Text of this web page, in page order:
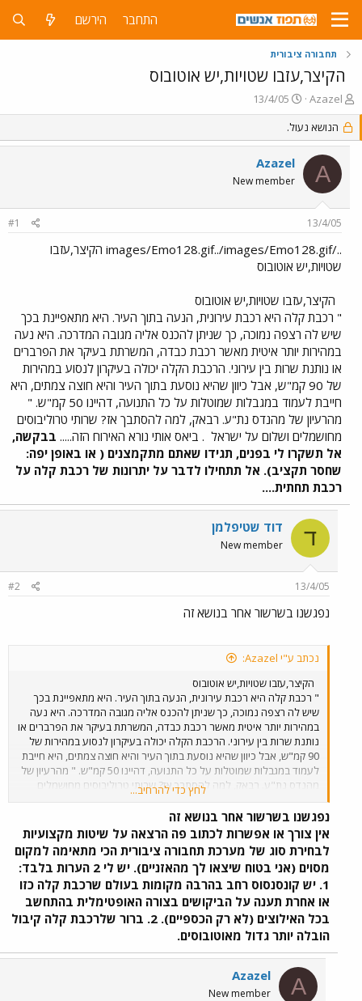
התחבר הירשם
תחבורה ציבורית
הקיצר,עזבו שטויות,יש אוטובוס
פ
ו
ת
ח
נ
Azazel
פ
ו
ר
ס
ב
ת
13/4/05
הנושא נעול.
A
Azazel
New member
13/4/05
#1
../images/Emo128.gif../images/Emo128.gif הקיצר,עזבו
שטויות,יש אוטובוס
הקיצר,עזבו שטויות,יש אוטובוס
" רכבת קלה היא רכבת עירונית, הנעה בתוך העיר. היא מתאפיינת בכך
שיש לה רצפה נמוכה, כך שניתן להכנס אליה מגובה המדרכה. היא נעה
במהירות יותר איטית מאשר רכבת כבדה, המשרתת בעיקר את הפרברים
או נותנת שרות בין עירוני. הרכבת הקלה יכולה בעיקרון לנסוע במהירות
של 90 קמ"ש, אבל כיוון שהיא נוסעת בתוך העיר והיא חוצה צמתים, היא
חייבת לעמוד במגבלות שמוטלות על כל התנועה, דהיינו 50 קמ"ש. "
מהרעיון של מהנדס נת"ע. רבאק, למה להסתבך אז? שרותי טרוליבוסים
מחושמלים ושלום על ישראל . ביאס אותי נורא האירוח הזה..... בבקשה,
אל תשקרו לי בפנים, תגידו שאתם מתקמצנים ( או באופן יפה:
שחסר תקציב). אל תתחילו לדבר על יתרונות של רכבת קלה על
רכבת תחתית....
ד דוד שטיפלמן
New member
13/4/05
#2
נפגשנו בשרשור אחר בנושא זה
נכתב ע"י Azazel:
הקיצר,עזבו שטויות,יש אוטובוס
" רכבת קלה היא רכבת עירונית, הנעה בתוך העיר. היא מתאפיינת בכך
שיש לה רצפה נמוכה, כך שניתן להכנס אליה מגובה המדרכה. היא נעה
במהירות יותר איטית מאשר רכבת כבדה, המשרתת בעיקר את הפרברים או
נותנת שרות בין עירוני. הרכבת הקלה יכולה בעיקרון לנסוע במהירות של
90 קמ"ש, אבל כיוון שהיא נוסעת בתוך העיר והיא חוצה צמתים, היא חייבת
לעמוד במגבלות שמוטלות על כל התנועה, דהיינו 50 קמ"ש. " מהרעיון של
מהנדס נת"ע. רבאק, למה להסתבך אז? שרותי טרוליבוסים מחושמלים
. ביאס אותי נורא האירוח הזה.....
לי בפנים, תגידו שאתם מתקמצנים ( או באופן יפה: שחסר
תקציב). אל תתחילו לדבר על יתרונות של רכבת קלה על רכבת
תחתית....
לחץ כדי להרחיב...
נפגשנו בשרשור אחר בנושא זה
אין צורך או אפשרות לכתוב פה הרצאה על שיטות מקצועיות
לבחירת סוג של מערכת תחבורה ציבורית הכי מתאימה למקום
מסוים (אני בטוח שיצאו לך מהאזניים). יש לי 2 הערות בלבד:
1. יש קונסנסוס רחב בהרבה מקומות בעולם שרכבת קלה כזו
או אחרת תענה על הביקושים בצורה האופטימלית בהתחשב
בכל האילוצים (לא רק הכספיים). 2. ברור שלרכבת קלה קיבול
הובלה יותר גדול מאוטובוסים.
A
Azazel
New member